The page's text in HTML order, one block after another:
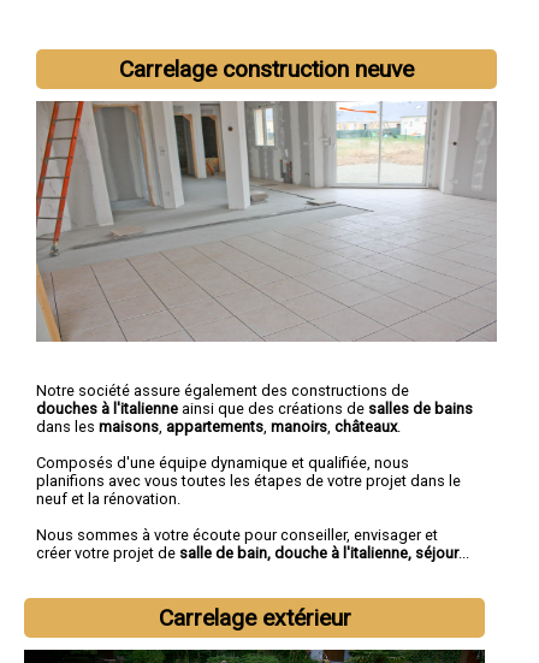
Carrelage construction neuve
Notre société assure également des constructions de
douches à l'italienne ainsi que des créations de salles de bains
dans les maisons appartements manoirs châteaux.
Composés d'une équipe dynamique et qualifiée, nous
planifions avec vous toutes les étapes de votre projet dans le
neuf et la rénovation.
Nous sommes à votre écoute pour conseiller, envisager et
créer votre projet de salle de bain, douche à l'italienne, séjour...
Carrelage extérieur